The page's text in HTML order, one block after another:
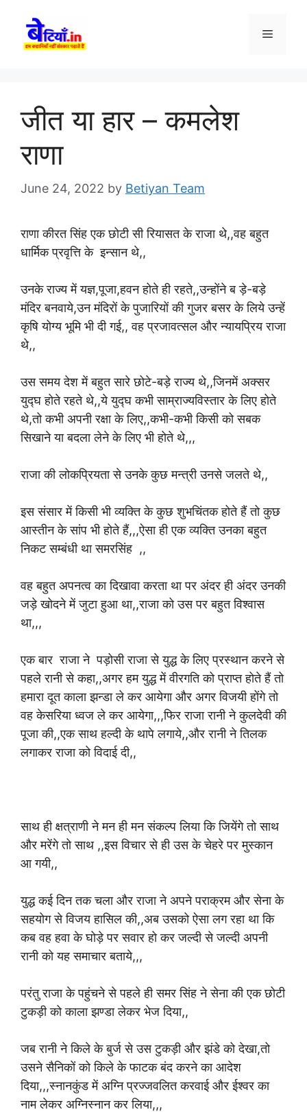
content
Menu
जीत या हार – कमलेश
राणा
June 24, 2022 by Betiyan Team
राणा कीरत सिंह एक छोटी सी रियासत के राजा थे,,वह बहुत
धार्मिक प्रवृत्ति के इन्सान थे,,
उनके राज्य में यज्ञ,पूजा,हवन होते ही रहते,,उन्होंने ब ड़े-बड़े
मंदिर बनवाये,उन मंदिरों के पुजारियों की गुजर बसर के लिये उन्हें
कृषि योग्य भूमि भी दी गई,, वह प्रजावत्सल और न्यायप्रिय राजा
थे,,
उस समय देश में बहुत सारे छोटे-बड़े राज्य थे,,जिनमें अक्सर
युद्घ होते रहते थे,,ये युद्घ कभी साम्राज्यविस्तार के लिए होते
थे,तो कभी अपनी रक्षा के लिए,,कभी-कभी किसी को सबक
सिखाने या बदला लेने के लिए भी होते थे,,,
राजा की लोकप्रियता से उनके कुछ मन्त्री उनसे जलते थे,,
इस संसार में किसी भी व्यक्ति के कुछ शुभचिंतक होते हैं तो कुछ
आस्तीन के सांप भी होते हैं,,,ऐसा ही एक व्यक्ति उनका बहुत
निकट सम्बंधी था समरसिंह ,,
वह बहुत अपनत्व का दिखावा करता था पर अंदर ही अंदर उनकी
जड़े खोदने में जुटा हुआ था,,राजा को उस पर बहुत विश्वास
था,,,
एक बार राजा ने पड़ोसी राजा से युद्ध के लिए प्रस्थान करने से
पहले रानी से कहा,,अगर हम युद्ध में वीरगति को प्राप्त होते हैं तो
हमारा दूत काला झन्डा ले कर आयेगा और अगर विजयी होंगे तो
वह केसरिया ध्वज ले कर आयेगा,,,फिर राजा रानी ने कुलदेवी की
पूजा की,,एक साथ हल्दी के थापे लगाये,,और रानी ने तिलक
लगाकर राजा को विदाई दी,,
साथ ही क्षत्राणी ने मन ही मन संकल्प लिया कि जियेंगे तो साथ
और मरेंगे तो साथ ,,इस विचार से ही उस के चेहरे पर मुस्कान
आ गयी,,
युद्ध कई दिन तक चला और राजा ने अपने पराक्रम और सेना के
सहयोग से विजय हासिल की,,अब उसको ऐसा लग रहा था कि
कब वह हवा के घोड़े पर सवार हो कर जल्दी से जल्दी अपनी
रानी को यह समाचार बताये,,,
परंतु राजा के पहुंचने से पहले ही समर सिंह ने सेना की एक छोटी
टुकड़ी को काला झण्डा लेकर भेज दिया,,
जब रानी ने किले के बुर्ज से उस टुकड़ी और झंडे को देखा,तो
उसने सैनिकों को किले के फाटक बंद करने का आदेश
दिया,,,स्नानकुंड में अग्नि प्रज्जवलित करवाई और ईश्वर का
नाम लेकर अग्निस्नान कर लिया,,,